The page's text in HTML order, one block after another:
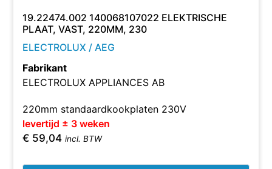
19.22474.002 140068107022 ELEKTRISCHE
PLAAT, VAST, 220MM, 230
ELECTROLUX / AEG
Fabrikant
ELECTROLUX APPLIANCES AB
220mm standaardkookplaten 230V
levertijd ± 3 weken
€ 59,04 incl. BTW